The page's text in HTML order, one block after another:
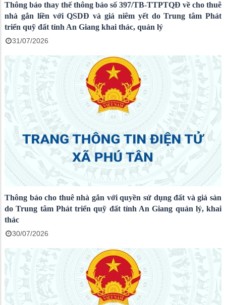
Thông báo thay thế thông báo số 397/TB-TTPTQĐ về cho thuê
nhà gắn liền với QSDĐ và giá niêm yết do Trung tâm Phát
triển quỹ đất tỉnh An Giang khai thác, quản lý
31/07/2026
Thông báo cho thuê nhà gắn với quyền sử dụng đất và giá sàn
do Trung tâm Phát triển quỹ đất tỉnh An Giang quản lý, khai
thác
30/07/2026